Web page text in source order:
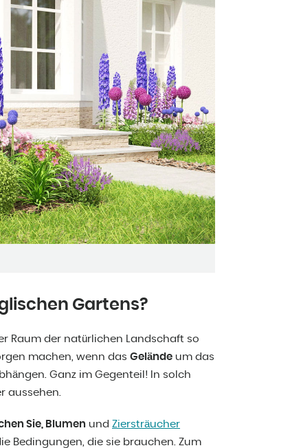
Gartens?
Raum der natürlichen Landschaft so
machen, wenn das Gelände um das
Ganz im Gegenteil! In solch
aussehen.
Sie, Blumen und Ziersträucher
Bedingungen, die sie brauchen. Zum